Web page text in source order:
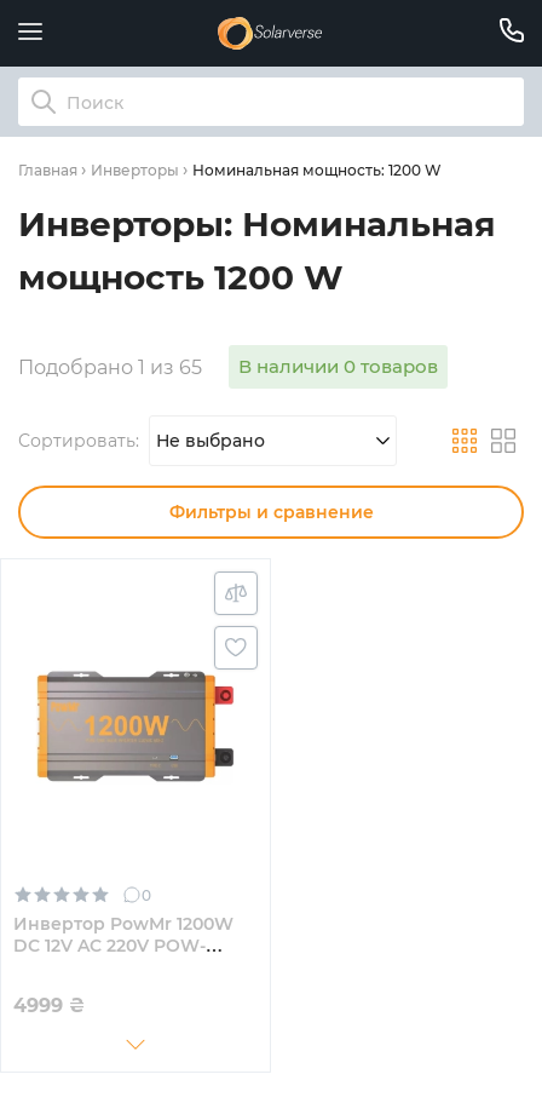
Главная Инверторы Номинальная мощность: 1200 W
Инверторы: Номинальная
мощность 1200 W
Подобрано 1 из 65 В наличии 0 товаров
Сортировать: Не выбрано
Фильтры и сравнение
0
Инвертор PowMr 1200W
DC 12V AC 220V POW-
4999 ₴